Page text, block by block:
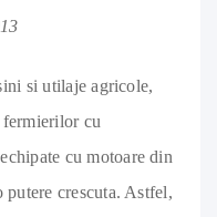
si utilaje agricole,
cu
cu motoare din
putere crescuta. Astfel,